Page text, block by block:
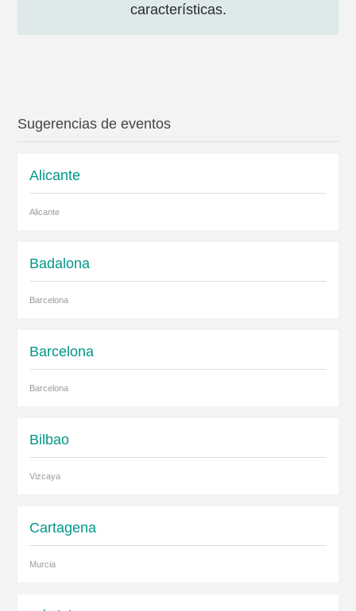
características.
Sugerencias de eventos
Alicante
Alicante
Badalona
Barcelona
Barcelona
Barcelona
Bilbao
Vizcaya
Cartagena
Murcia